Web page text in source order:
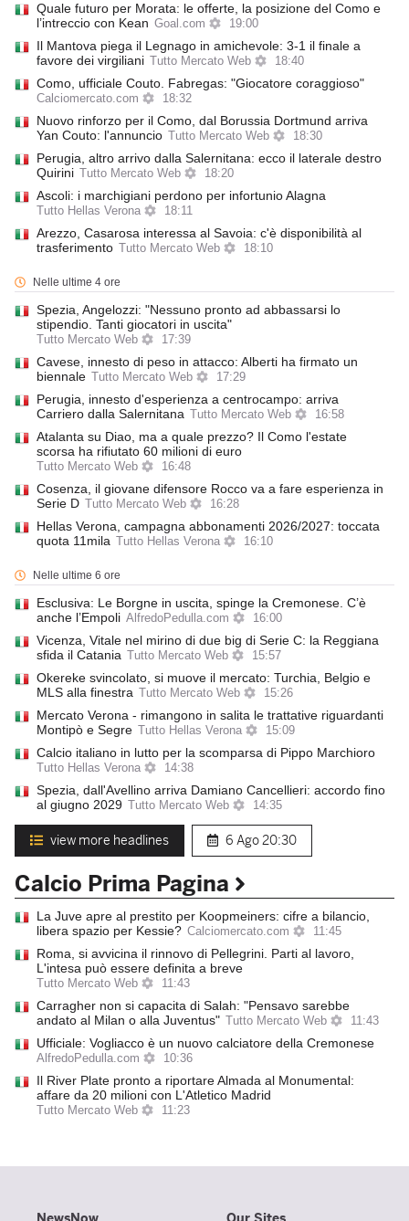
Quale futuro per Morata: le offerte, la posizione del Como e
l’intreccio con Kean Goal.com 19:00
Il Mantova piega il Legnago in amichevole: 3-1 il finale a
favore dei virgiliani
Tutto Mercato Web 18:40
Como, ufficiale Couto. Fabregas: "Giocatore coraggioso"
Calciomercato.com 18:32
Nuovo rinforzo per il Como, dal Borussia Dortmund arriva
Yan Couto: l'annuncio
Tutto Mercato Web 18:30
Perugia, altro arrivo dalla Salernitana: ecco il laterale destro
Quirini
Tutto Mercato Web 18:20
Ascoli: i marchigiani perdono per infortunio Alagna
Tutto Hellas Verona 18:11
Arezzo, Casarosa interessa al Savoia: c'è disponibilità al
trasferimento
Tutto Mercato Web 18:10
Nelle ultime 4 ore
Spezia, Angelozzi: "Nessuno pronto ad abbassarsi lo
stipendio. Tanti giocatori in uscita"
Tutto Mercato Web 17:39
Cavese, innesto di peso in attacco: Alberti ha firmato un
biennale
Tutto Mercato Web 17:29
Perugia, innesto d'esperienza a centrocampo: arriva
Carriero dalla Salernitana
Tutto Mercato Web 16:58
Atalanta su Diao, ma a quale prezzo? Il Como l'estate
scorsa ha rifiutato 60 milioni di euro
Tutto Mercato Web 16:48
Cosenza, il giovane difensore Rocco va a fare esperienza in
Serie D
Tutto Mercato Web 16:28
Hellas Verona, campagna abbonamenti 2026/2027: toccata
quota 11mila
Tutto Hellas Verona 16:10
Nelle ultime 6 ore
Esclusiva: Le Borgne in uscita, spinge la Cremonese. C’è
anche l’Empoli AlfredoPedulla.com 16:00
Vicenza, Vitale nel mirino di due big di Serie C: la Reggiana
sfida il Catania
Tutto Mercato Web 15:57
Okereke svincolato, si muove il mercato: Turchia, Belgio e
MLS alla finestra
Tutto Mercato Web 15:26
Mercato Verona - rimangono in salita le trattative riguardanti
Montipò e Segre
Tutto Hellas Verona 15:09
Calcio italiano in lutto per la scomparsa di Pippo Marchioro
Tutto Hellas Verona 14:38
Spezia, dall'Avellino arriva Damiano Cancellieri: accordo fino
al giugno 2029
Tutto Mercato Web 14:35
view more headlines 6 Ago20:30
Calcio Prima Pagina
La Juve apre al prestito per Koopmeiners: cifre a bilancio,
libera spazio per Kessie? Calciomercato.com 11:45
Roma, si avvicina il rinnovo di Pellegrini. Parti al lavoro,
L'intesa può essere definita a breve
Tutto Mercato Web 11:43
Carragher non si capacita di Salah: "Pensavo sarebbe
andato al Milan o alla Juventus"
Tutto Mercato Web 11:43
Ufficiale: Vogliacco è un nuovo calciatore della Cremonese
AlfredoPedulla.com 10:36
Il River Plate pronto a riportare Almada al Monumental:
affare da 20 milioni con L'Atletico Madrid
Tutto Mercato Web 11:23